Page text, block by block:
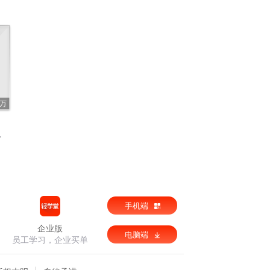
企业版
员工学习，企业买单
手机端
电脑端